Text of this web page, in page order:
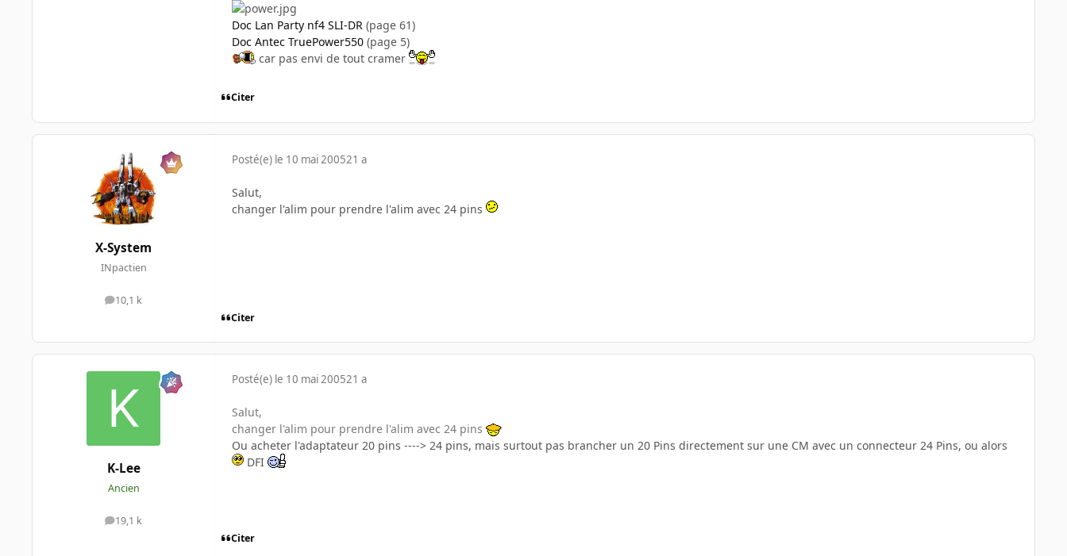
Doc Lan Party nf4 SLI-DR (page 61)
Doc Antec TruePower550 (page 5)
car pas envi de tout cramer
Citer
X-System
INpactien
10,1 k
messages
Posté(e) le 10 mai 200521 a
Salut,
changer l'alim pour prendre l'alim avec 24 pins
Citer
K-Lee
Ancien
19,1 k
messages
Posté(e) le 10 mai 200521 a
Salut,
changer l'alim pour prendre l'alim avec 24 pins
Ou acheter l'adaptateur 20 pins ----> 24 pins, mais surtout pas brancher un 20 Pins directement sur une CM avec un connecteur 24 Pins, ou alors
DFI
Citer